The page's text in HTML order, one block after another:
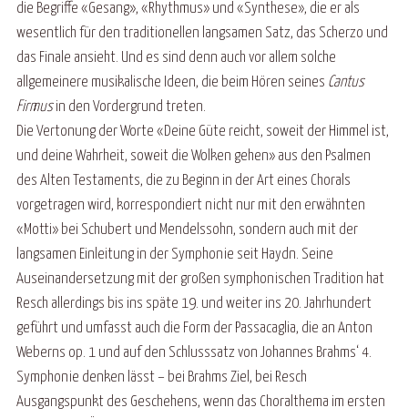
die Begriffe «Gesang», «Rhythmus» und «Synthese», die er als
wesentlich für den traditionellen langsamen Satz, das Scherzo und
das Finale ansieht. Und es sind denn auch vor allem solche
allgemeinere musikalische Ideen, die beim Hören seines Cantus
Firmusin den Vordergrund treten.
Die Vertonung der Worte «Deine Güte reicht, soweit der Himmel ist,
und deine Wahrheit, soweit die Wolken gehen» aus den Psalmen
des Alten Testaments, die zu Beginn in der Art eines Chorals
vorgetragen wird, korrespondiert nicht nur mit den erwähnten
«Motti» bei Schubert und Mendelssohn, sondern auch mit der
langsamen Einleitung in der Symphonie seit Haydn. Seine
Auseinandersetzung mit der großen symphonischen Tradition hat
Resch allerdings bis ins späte 19. und weiter ins 20. Jahrhundert
geführt und umfasst auch die Form der Passacaglia, die an Anton
Weberns op. 1 und auf den Schlusssatz von Johannes Brahms‘ 4.
Symphonie denken lässt – bei Brahms Ziel, bei Resch
Ausgangspunkt des Geschehens, wenn das Choralthema im ersten